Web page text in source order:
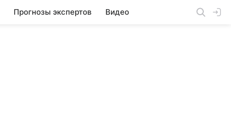
Прогнозы экспертов Видео